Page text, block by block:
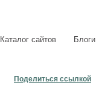
Каталог сайтов Блоги
Поделиться ссылкой